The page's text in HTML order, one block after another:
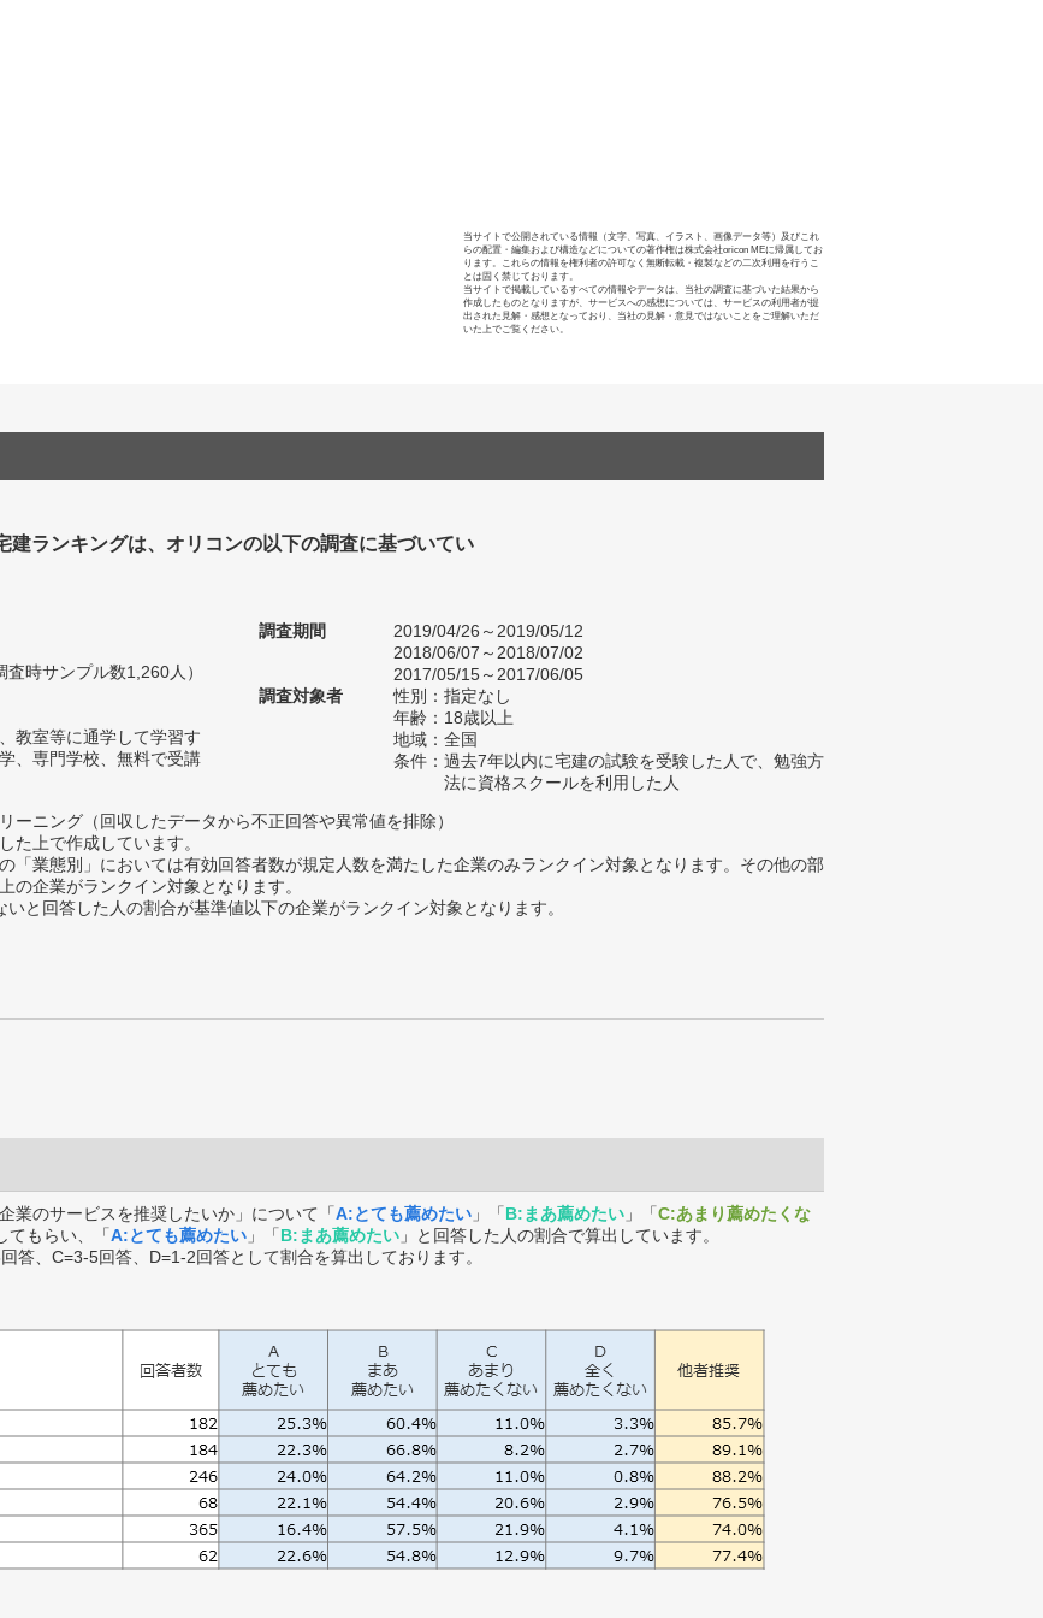
当サイトで公開されている情報（文字、写真、イラスト、画像データ等）及びこれ
らの配置・編集および構造などについての著作権は株式会社oricon MEに帰属してお
ります。これらの情報を権利者の許可なく無断転載・複製などの二次利用を行うこ
とは固く禁じております。
当サイトで掲載しているすべての情報やデータは、当社の調査に基づいた結果から
作成したものとなりますが、サービスへの感想については、サービスの利用者が提
出された見解・感想となっており、当社の見解・意見ではないことをご理解いただ
いた上でご覧ください。
建ランキングは、オリコンの以下の調査に基づいてい
査時サンプル数1,260人）
教室等に通学して学習す
、専門学校、無料で受講
調査期間
2019/04/26～2019/05/12
2018/06/07～2018/07/02
2017/05/15～2017/06/05
調査対象者
性別：指定なし
年齢：18歳以上
地域：全国
条件：過去7年以内に宅建の試験を受験した人で、勉強方
法に資格スクールを利用した人
ニング（回収したデータから不正回答や異常値を排除）
上で作成しています。
「業態別」においては有効回答者数が規定人数を満たした企業のみランクイン対象となります。その他の部
の企業がランクイン対象となります。
と回答した人の割合が基準値以下の企業がランクイン対象となります。
業のサービスを推奨したいか」について「A:とても薦めたい 」「B:まあ薦めたい 」「C:あまり薦めたくな
てもらい、「A:とても薦めたい 」「B:まあ薦めたい 」と回答した人の割合で算出しています。
、C=3-5回答、D=1-2回答として割合を算出しております。